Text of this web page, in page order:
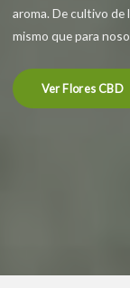
aroma. De cultivo de
mismo que para
Ver Flores CBD